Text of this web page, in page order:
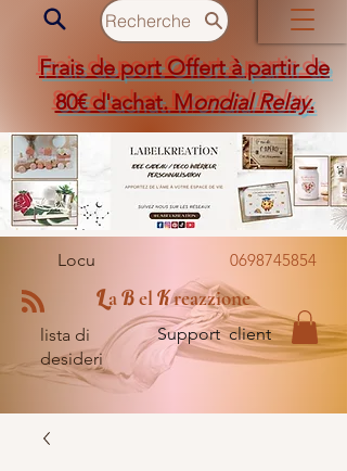
Recherche
Frais de port Offert à partir de
80€ d'achat. Mondial Relay.
Locu 0698745854
LaBel Kreazzione
lista di
desideri
Support client